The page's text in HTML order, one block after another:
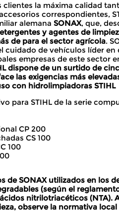
la máxima calidad
correspondientes,
alemana SONAX, que,
y agentes de
de para el sector agrícola.
cuidado de vehículos líder en
empresas de este sector
dispone de un surtido de
las exigencias más
con hidrolimpiadoras STIHL
para STIHL de la serie
CP 200
CS 100
100
de SONAX utilizados en los
(según el
nitrilotriacéticos (NTA).
observe la normativa local